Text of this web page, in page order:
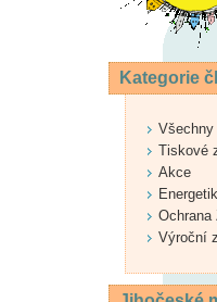
Kategorie
Tiskové
Akce
Ochrana
Výroční